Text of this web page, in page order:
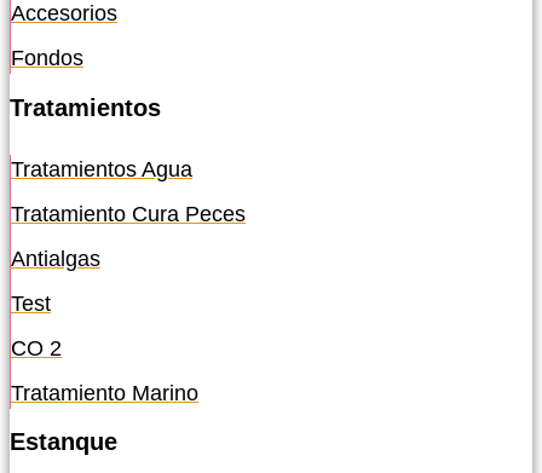
Accesorios
Fondos
Tratamientos
Tratamientos Agua
Tratamiento Cura Peces
Antialgas
Test
CO 2
Tratamiento Marino
Estanque